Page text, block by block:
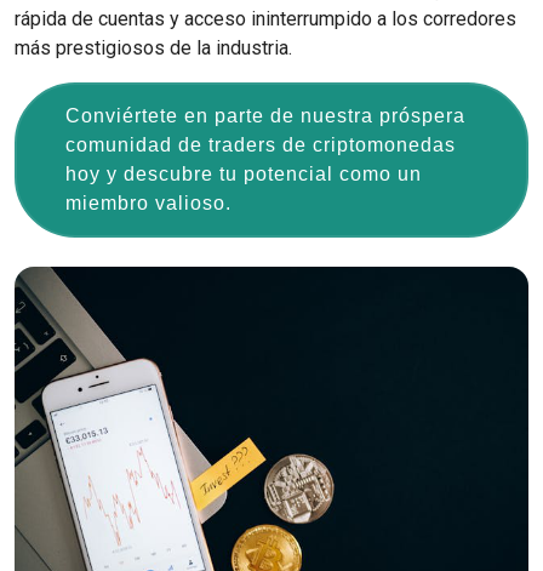
rápida de cuentas y acceso ininterrumpido a los corredores
más prestigiosos de la industria.
Conviértete en parte de nuestra próspera
comunidad de traders de criptomonedas
hoy y descubre tu potencial como un
miembro valioso.